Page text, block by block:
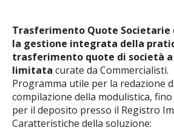
Trasferimento Quote Societarie
la gestione integrata della
trasferimento quote di società
limitata curate da Commercialisti.
Programma utile per la redazione
compilazione della modulistica,
per il deposito presso il Registro
Caratteristiche della soluzione: